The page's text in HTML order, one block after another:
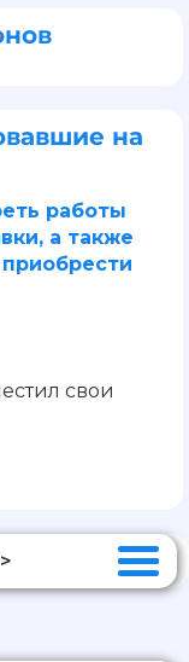
на
работы
а также
свои